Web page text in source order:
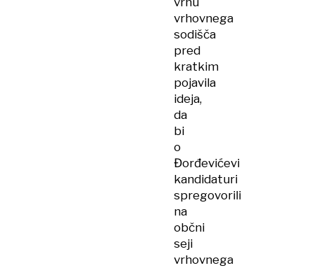
vrhovnega
sodišča
pred
kratkim
pojavila
ideja,
da
bi
o
Đorđevićevi
kandidaturi
spregovorili
na
občni
seji
vrhovnega